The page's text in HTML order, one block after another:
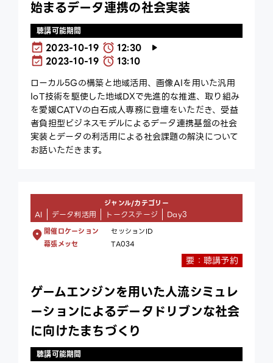
始まるデータ連携の社会実装
聴講可能期間
2023-10-19
12:30
2023-10-19
13:10
ローカル5Gの構築と地域活用、画像AIを用いた汎用
IoT技術を駆使した地域DXで先進的な推進、取り組み
を愛媛CATVの白石成人専務に登壇をいただき、受益
者負担型ビジネスモデルによるデータ連携基盤の社会
実装とデータの利活用による社会課題の解決について
お話いただきます。
ジャンル/カテゴリー
AI データ利活用 トークステージ Day3
開催ロケーション
幕張メッセ
セッションID
TA034
要：聴講予約
ゲームエンジンを用いた人流シミュレ
ーションによるデータドリブンな社会
に向けたまちづくり
聴講可能期間